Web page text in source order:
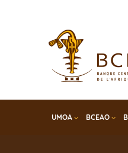
UMOA BCEAO